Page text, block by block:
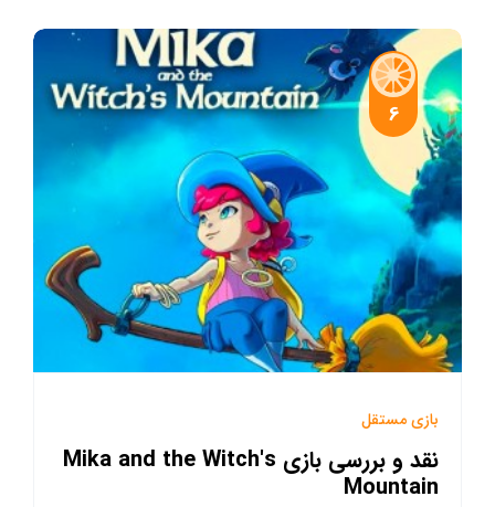
6
بازی مستقل
نقد و بررسی بازی Mika and the Witch's
Mountain